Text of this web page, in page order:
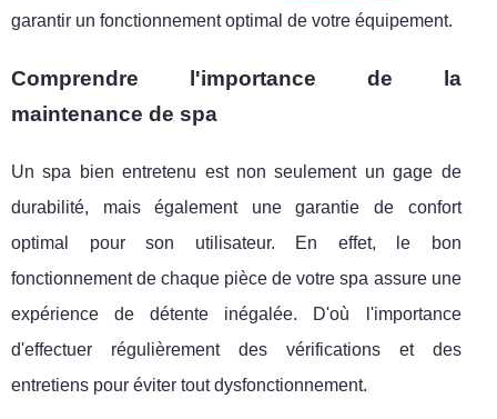
garantir un fonctionnement optimal de votre équipement.
Comprendre l'importance de la
maintenance de spa
Un spa bien entretenu est non seulement un gage de
durabilité, mais également une garantie de confort
optimal pour son utilisateur. En effet, le bon
fonctionnement de chaque pièce de votre spa assure une
expérience de détente inégalée. D'où l'importance
d'effectuer régulièrement des vérifications et des
entretiens pour éviter tout dysfonctionnement.